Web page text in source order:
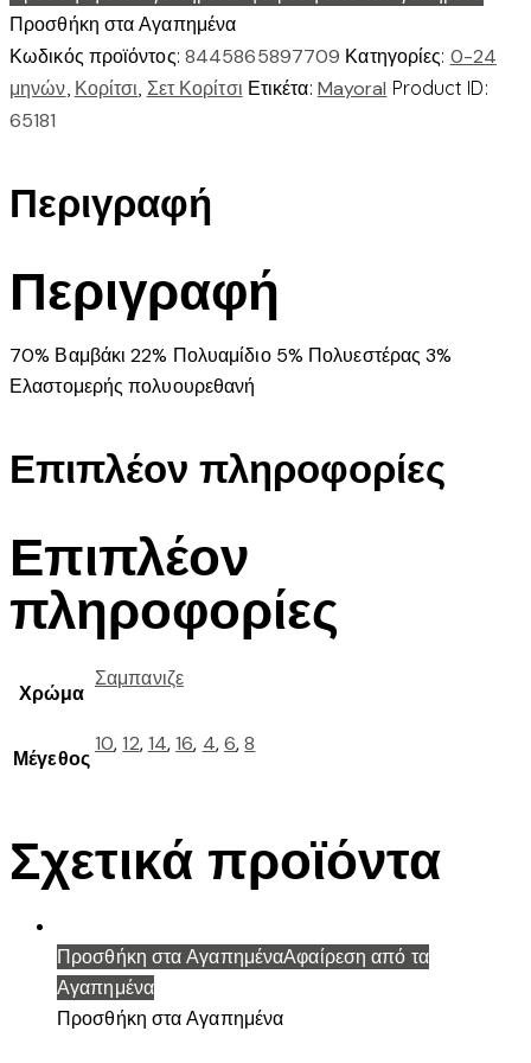
ποσότητα
Προσθήκη στα Αγαπημένα
Κωδικός προϊόντος: 8445865897709 Κατηγορίες: 0-24
μηνών, Κορίτσι, Σετ Κορίτσι Ετικέτα: Mayoral Product ID:
65181
Περιγραφή
Περιγραφή
70% Βαμβάκι 22% Πολυαμίδιο 5% Πολυεστέρας 3%
Ελαστομερής πολυουρεθανή
Επιπλέον πληροφορίες
Επιπλέον
πληροφορίες
Χρώμα
Σαμπανιζε
Μέγεθος
10,12,14,16, 4,6,8
Σχετικά προϊόντα
Προσθήκη στα ΑγαπημέναΑφαίρεση από τα
Αγαπημένα
Προσθήκη στα Αγαπημένα